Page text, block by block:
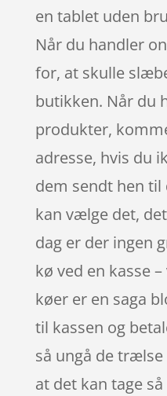
en tablet uden
Når du handler
for, at skulle
butikken. Når du
produkter,
adresse, hvis du
dem sendt hen til
kan vælge det,
dag er der ingen
kø ved en kasse
køer er en saga
til kassen og
så ungå de
at det kan tage